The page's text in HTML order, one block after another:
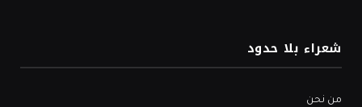
شعراء بلا حدود
من نحن